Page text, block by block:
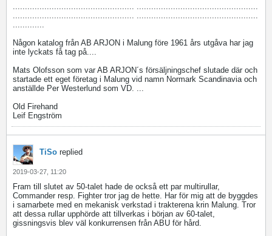
.................................................. ..................................................
.................................................. ..................................................
.............
Någon katalog från AB ARJON i Malung före 1961 års utgåva har jag
inte lyckats få tag på....
Mats Olofsson som var AB ARJON´s försäljningschef slutade där och
startade ett eget företag i Malung vid namn Normark Scandinavia och
anställde Per Westerlund som VD. ...
Old Firehand
Leif Engström
TiSo replied
2019-03-27, 11:20
Fram till slutet av 50-talet hade de också ett par multirullar,
Commander resp. Fighter tror jag de hette. Har för mig att de byggdes
i samarbete med en mekanisk verkstad i trakterena krin Malung. Tror
att dessa rullar upphörde att tillverkas i början av 60-talet,
gissningsvis blev väl konkurrensen från ABU för hård.